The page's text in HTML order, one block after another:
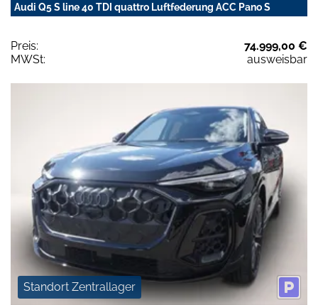
Audi Q5 S line 40 TDI quattro Luftfederung ACC Pano S
Preis:
74.999,00 €
MWSt:
ausweisbar
Standort Zentrallager